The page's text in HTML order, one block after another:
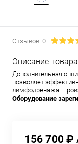
Отзывов: 0
Описание
Дополнительная
позволяет
лимфодренажа.
Оборудование
156 700 ₽